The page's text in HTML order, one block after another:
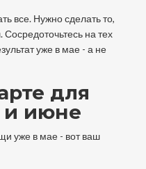
все. Нужно сделать то,
на тех
уже в мае - а не
для
и июне
уже в мае - вот ваш